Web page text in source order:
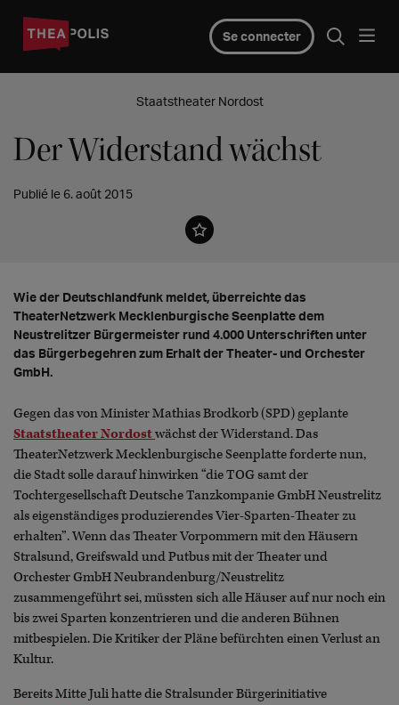
Se connecter
Staatstheater Nordost
Der Widerstand wächst
Publié le 6. août 2015
Wie der Deutschlandfunk meldet, überreichte das
TheaterNetzwerk Mecklenburgische Seenplatte dem
Neustrelitzer Bürgermeister rund 4.000 Unterschriften unter
das Bürgerbegehren zum Erhalt der Theater- und Orchester
GmbH.
Gegen das von Minister Mathias Brodkorb (SPD) geplante
Staatstheater Nordostwächst der Widerstand. Das
TheaterNetzwerk Mecklenburgische Seenplatte forderte nun,
die Stadt solle darauf hinwirken “die TOG samt der
Tochtergesellschaft Deutsche Tanzkompanie GmbH Neustrelitz
als eigenständiges produzierendes Vier-Sparten-Theater zu
erhalten”. Wenn das Theater Vorpommern mit den Häusern
Stralsund, Greifswald und Putbus mit der Theater und
Orchester GmbH Neubrandenburg/Neustrelitz
zusammengeführt sei, müssten sich alle Häuser auf nur noch ein
bis zwei Sparten konzentrieren und die anderen Bühnen
mitbespielen. Die Kritiker der Pläne befürchten einen Verlust an
Kultur.
Bereits Mitte Juli hatte die Stralsunder Bürgerinitiative